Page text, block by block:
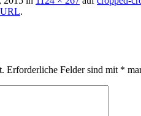
.
Erforderliche Felder sind mit *